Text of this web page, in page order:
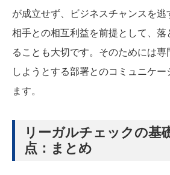
が成立せず、ビジネスチャンスを逃
相手との相互利益を前提として、落
ることも大切です。そのためには
しようとする部署とのコミュニケー
ます。
リーガルチェックの基
点：まとめ